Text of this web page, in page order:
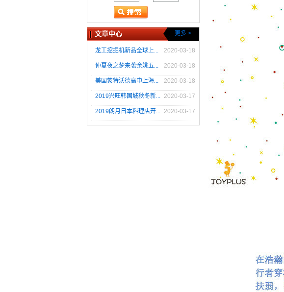
文章中心 更多 >
龙工挖掘机新品全球上... 2020-03-18
仲夏夜之梦来袭余姚五... 2020-03-18
美国蒙特沃德高中上海... 2020-03-18
2019兴旺韩国城秋冬新... 2020-03-17
2019朗月日本料理店开... 2020-03-17